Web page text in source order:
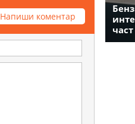
Напиши коментар
част